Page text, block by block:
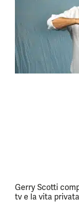
Gerry Scotti
tv e la vita